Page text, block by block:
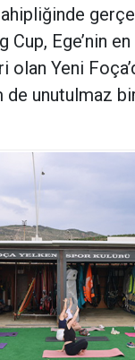
Cup, Ege’nin
olan Yeni
unutulmaz